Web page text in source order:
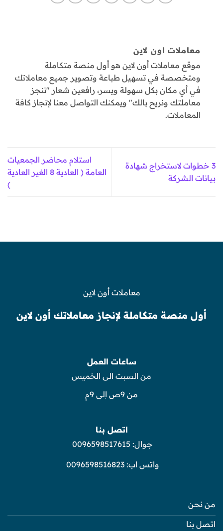
معاملات اون لاين
موقع معاملات أون لاين هو أول منصة متكاملة
ومتخصصة في تسهيل طباعة وتصوير جميع معاملاتك
في أي مكان بكل سهولة ويسر، رافعين شعار "ننجز
معاملتك ونريح بالك" ويمكنك التواصل معنا لإنجاز كافة
المعاملات.
3 خطوات لاستخراج شهادة
بيانات الشركة
استلام محاضر الجمعيات
العامة ( العادية 8 الغير العادية
)
معاملات أون لاين
أول منصة متكاملة لإنجاز معاملاتك أون لاين
ساعات العمل
من السبت الى الخميس
من 9ص إلى 9م
اتصل بنا
جوال: 0096598517615
واتس اب:0096598516823
من نحن
اتصل بنا